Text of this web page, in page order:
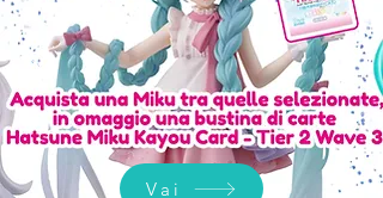
Vai